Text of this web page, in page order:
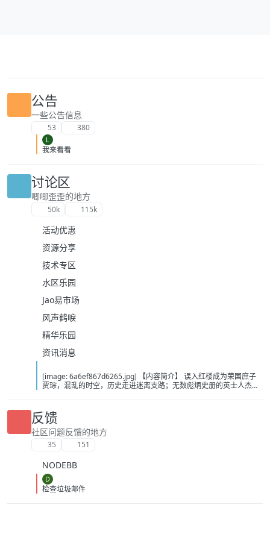
公告
一些公告信息
53 380
L
我来看看
讨论区
唧唧歪歪的地方
50k 115k
活动优惠
资源分享
技术专区
水区乐园
Jao易市场
风声鹤唳
精华乐园
资讯消息
[image: 6a6ef867d6265.jpg] 【内容简介】 误入红楼成为荣国庶子
贾琮，混乱的时空，历史走进迷离支路；无数彪炳史册的英士人杰，
州；山河零落风雪尽，立马孤山一世春。此系身前身后事，倩谁记去
作奇传？ 【下载地址】 百度：https://pan.baidu.com/s/1AdIFcc-
lBV0a5bV8QrKeWg?pwd=cjw2 夸克：
https://pan.quark.cn/s/30934bf0718b?pwd=MVyx 移动：
https://yun.139.com/shareweb/#/w/i/2wFGtMqeNSZ72
反馈
社区问题反馈的地方
35 151
NODEBB
D
检查垃圾邮件